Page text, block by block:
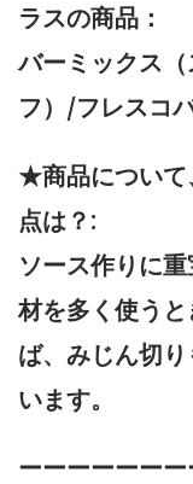
ラスの商品：
バーミックス
フ）/フレスコ
★商品について
点は？:
ソース作りに
材を多く使う
ば、みじん切
います。
ーーーーーーー